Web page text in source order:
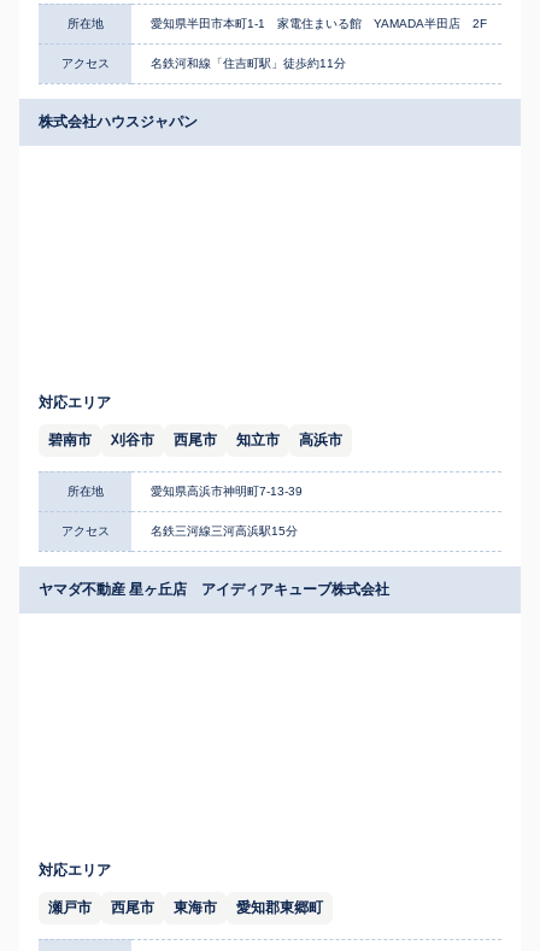
所在地 愛知県半田市本町1-1 家電住まいる館 YAMADA半田店 2F
アクセス 名鉄河和線「住吉町駅」徒歩約11分
株式会社ハウスジャパン
対応エリア
碧南市 刈谷市 西尾市 知立市 高浜市
所在地 愛知県高浜市神明町7-13-39
アクセス 名鉄三河線三河高浜駅15分
ヤマダ不動産 星ヶ丘店 アイディアキューブ株式会社
対応エリア
瀬戸市 西尾市 東海市 愛知郡東郷町